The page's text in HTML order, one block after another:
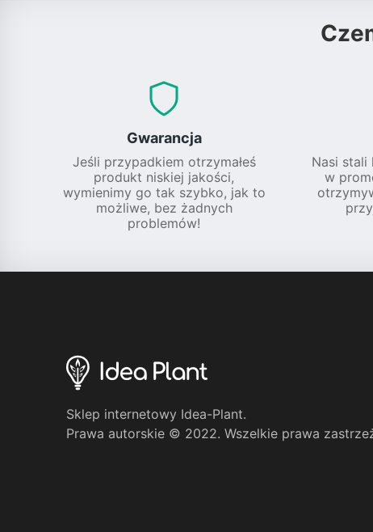
Gwarancja
Jeśli przypadkiem otrzymałeś
produkt niskiej jakości,
wymienimy go tak szybko, jak to
możliwe, bez żadnych
problemów!
Nasi stali
w
Sklep internetowy Idea-Plant.
Prawa autorskie © 2022. Wszelkie prawa